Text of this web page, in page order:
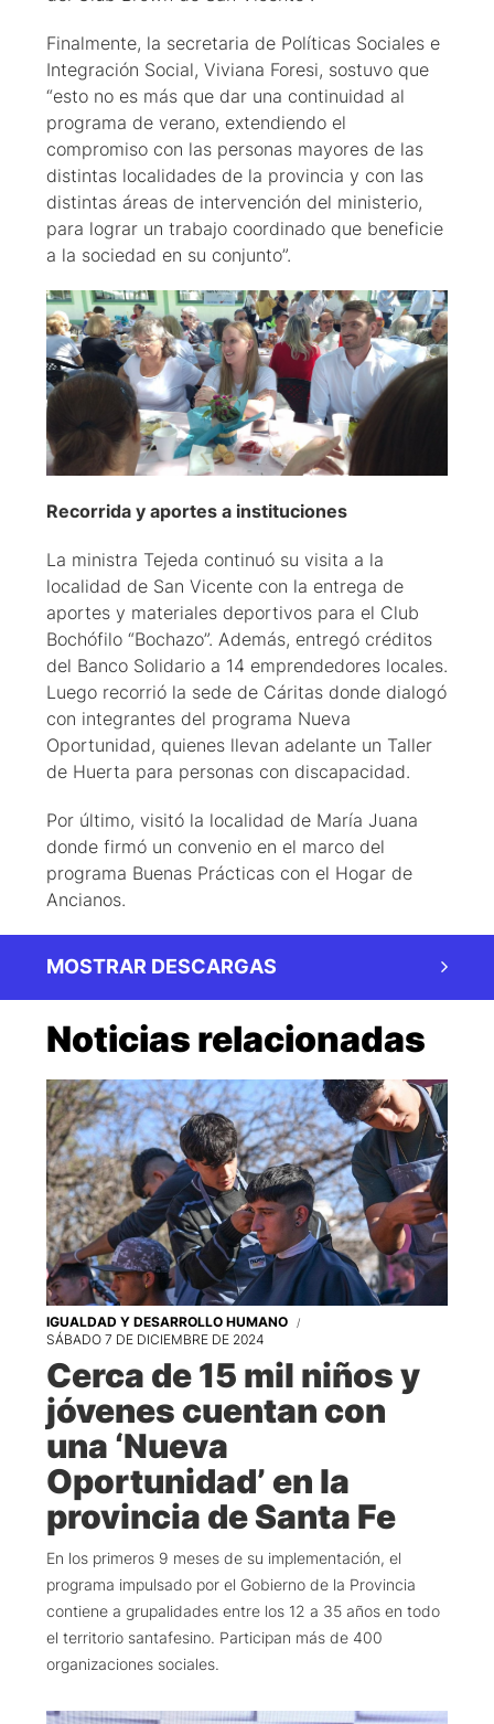
Finalmente, la secretaria de Políticas Sociales e
Integración Social, Viviana Foresi, sostuvo que
“esto no es más que dar una continuidad al
programa de verano, extendiendo el
compromiso con las personas mayores de las
distintas localidades de la provincia y con las
distintas áreas de intervención del ministerio,
para lograr un trabajo coordinado que beneficie
a la sociedad en su conjunto”.
Recorrida y aportes a instituciones
La ministra Tejeda continuó su visita a la
localidad de San Vicente con la entrega de
aportes y materiales deportivos para el Club
Bochófilo “Bochazo”. Además, entregó créditos
del Banco Solidario a 14 emprendedores locales.
Luego recorrió la sede de Cáritas donde dialogó
con integrantes del programa Nueva
Oportunidad, quienes llevan adelante un Taller
de Huerta para personas con discapacidad.
Por último, visitó la localidad de María Juana
donde firmó un convenio en el marco del
programa Buenas Prácticas con el Hogar de
Ancianos.
MOSTRAR DESCARGAS
Noticias relacionadas
IGUALDAD Y DESARROLLO HUMANO
SÁBADO 7 DE DICIEMBRE DE 2024
Cerca de 15 mil niños y
jóvenes cuentan con
una ‘Nueva
Oportunidad’ en la
provincia de Santa Fe
En los primeros 9 meses de su implementación, el
programa impulsado por el Gobierno de la Provincia
contiene a grupalidades entre los 12 a 35 años en todo
el territorio santafesino. Participan más de 400
organizaciones sociales.